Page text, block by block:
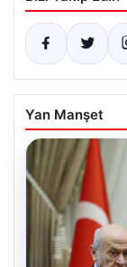
Yan Manşet